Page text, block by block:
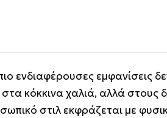
ενδιαφέρουσες εμφανίσεις
κόκκινα χαλιά, αλλά στους
στιλ εκφράζεται με